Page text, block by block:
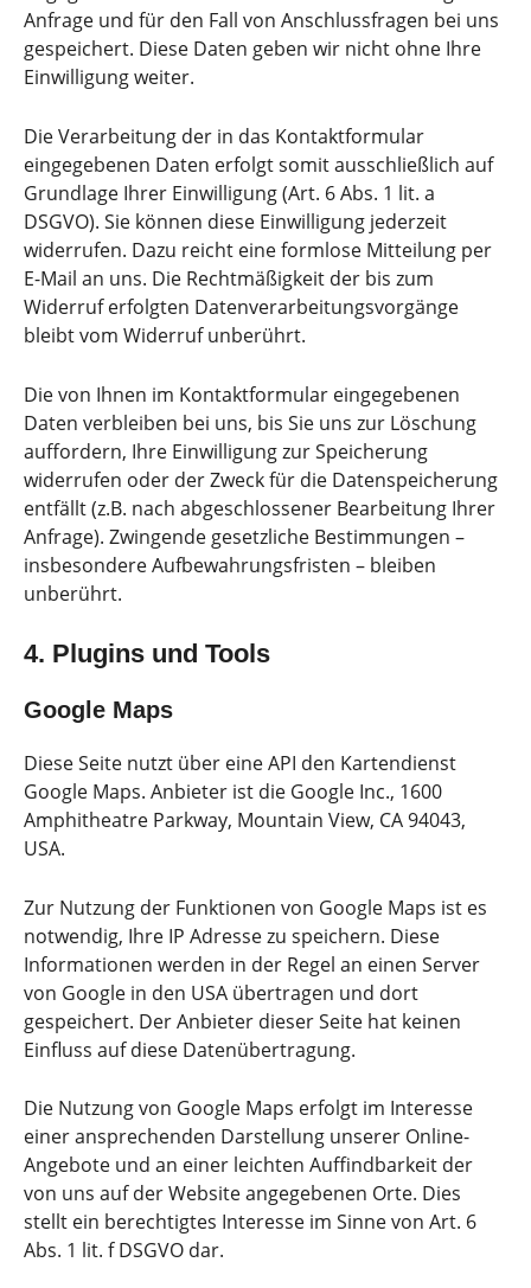
Anfrage und für den Fall von Anschlussfragen bei uns
gespeichert. Diese Daten geben wir nicht ohne Ihre
Einwilligung weiter.
Die Verarbeitung der in das Kontaktformular
eingegebenen Daten erfolgt somit ausschließlich auf
Grundlage Ihrer Einwilligung (Art. 6 Abs. 1 lit. a
DSGVO). Sie können diese Einwilligung jederzeit
widerrufen. Dazu reicht eine formlose Mitteilung per
E-Mail an uns. Die Rechtmäßigkeit der bis zum
Widerruf erfolgten Datenverarbeitungsvorgänge
bleibt vom Widerruf unberührt.
Die von Ihnen im Kontaktformular eingegebenen
Daten verbleiben bei uns, bis Sie uns zur Löschung
auffordern, Ihre Einwilligung zur Speicherung
widerrufen oder der Zweck für die Datenspeicherung
entfällt (z.B. nach abgeschlossener Bearbeitung Ihrer
Anfrage). Zwingende gesetzliche Bestimmungen –
insbesondere Aufbewahrungsfristen – bleiben
unberührt.
4. Plugins und Tools
Google Maps
Diese Seite nutzt über eine API den Kartendienst
Google Maps. Anbieter ist die Google Inc., 1600
Amphitheatre Parkway, Mountain View, CA 94043,
USA.
Zur Nutzung der Funktionen von Google Maps ist es
notwendig, Ihre IP Adresse zu speichern. Diese
Informationen werden in der Regel an einen Server
von Google in den USA übertragen und dort
gespeichert. Der Anbieter dieser Seite hat keinen
Einfluss auf diese Datenübertragung.
Die Nutzung von Google Maps erfolgt im Interesse
einer ansprechenden Darstellung unserer Online-
Angebote und an einer leichten Auffindbarkeit der
von uns auf der Website angegebenen Orte. Dies
stellt ein berechtigtes Interesse im Sinne von Art. 6
Abs. 1 lit. f DSGVO dar.